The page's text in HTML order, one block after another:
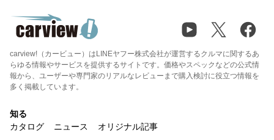
carview!（カービュー）はLINEヤフー株式会社が運営するクルマに関するあ
らゆる情報やサービスを提供するサイトです。価格やスペックなどの公式情
報から、ユーザーや専門家のリアルなレビューまで購入検討に役立つ情報を
多く掲載しています。
知る
カタログ
ニュース オリジナル記事